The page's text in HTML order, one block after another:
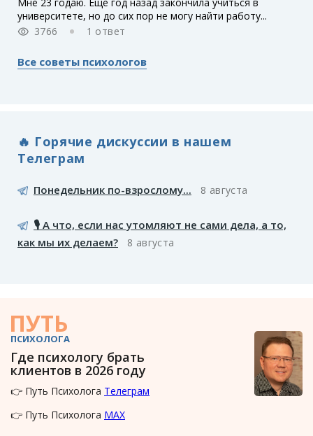
университете, но до сих пор не могу найти работу...
3766
1 ответ
Все советы психологов
🔥 Горячие дискуссии в нашем
Телеграм
Понедельник по-взрослому... 8 августа
🎙️ А что, если нас утомляют не сами дела, а то,
как мы их делаем?
8 августа
ПУТЬ
ПСИХОЛОГА
Где психологу брать
клиентов в 2026 году
👉 Путь Психолога Телеграм
👉 Путь Психолога MAX